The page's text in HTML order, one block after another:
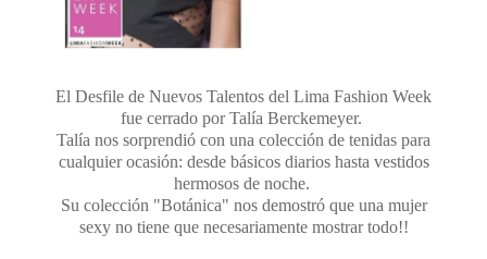
El Desfile de Nuevos Talentos del Lima Fashion Week
fue cerrado por Talía Berckemeyer.
Talía nos sorprendió con una colección de tenidas para
cualquier ocasión: desde básicos diarios hasta vestidos
hermosos de noche.
Su colección "Botánica" nos demostró que una mujer
sexy no tiene que necesariamente mostrar todo!!